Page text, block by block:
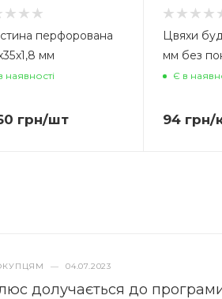
перфорована
мм
наявності
грн/шт
Цвяхи
мм без
Є в
94 грн/
— 04.07.2023
долучається до